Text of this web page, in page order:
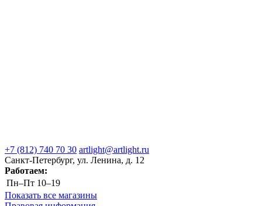
+7 (812) 740 70 30 artlight@artlight.ru
Санкт-Петербург, ул. Ленина, д. 12
Работаем:
Пн–Пт 10–19
Показать все магазины